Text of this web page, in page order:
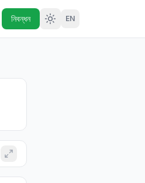
নিবন্ধন EN